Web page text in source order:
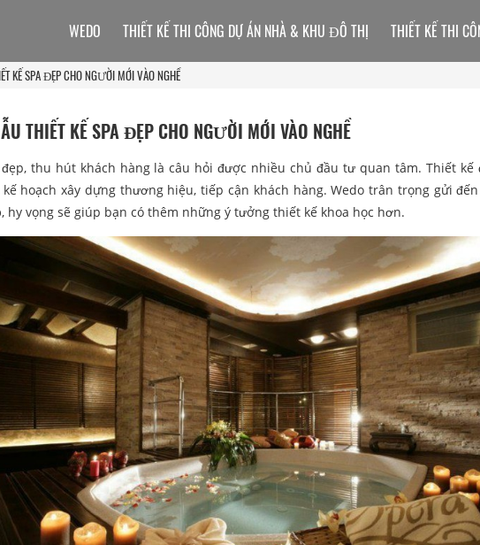
KẾ SPA ĐẸP CHO NGƯỜI MỚI VÀO NGHỀ
THIẾT KẾ SPA ĐẸP CHO NGƯỜI MỚI VÀO NGHỀ
đẹp, thu hút khách hàng là câu hỏi được nhiều chủ đầu tư quan tâm. Thiết
hoạch xây dựng thương hiệu, tiếp cận khách hàng. Wedo trân trọng gửi
, hy vọng sẽ giúp bạn có thêm những ý tưởng thiết kế khoa học hơn.
WEDO THIẾT KẾ THI CÔNG DỰ ÁN NHÀ & KHU ĐÔ THỊ THIẾT KẾ THI